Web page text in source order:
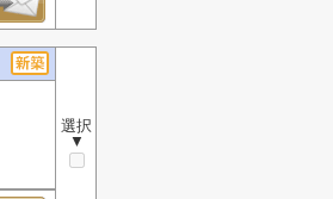
選択
▼